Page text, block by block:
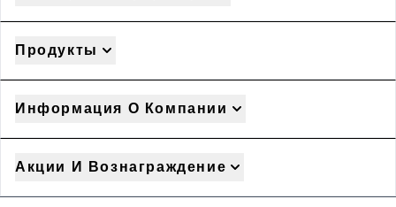
Продукты
Информация О Компании
Акции И Вознаграждение